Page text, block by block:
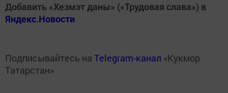
Добавить «Хезмэт даны» («Трудовая слава») в
Яндекс.Новости
Подписывайтесь на Telegram-канал «Кукмор
Татарстан»